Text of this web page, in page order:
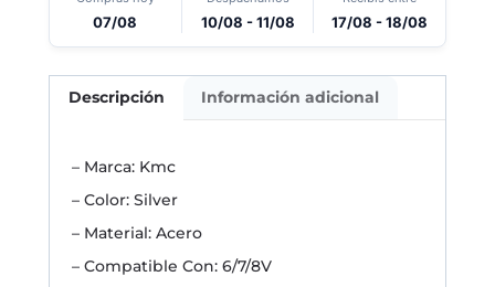
07/08 10/08 - 11/08 17/08 - 18/08
Descripción Información adicional
– Marca: Kmc
– Color: Silver
– Material: Acero
– Compatible Con: 6/7/8V